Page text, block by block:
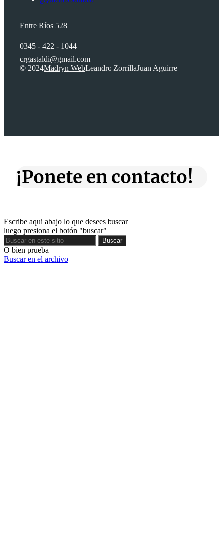
Entre Ríos 528
0345 - 422 - 1044
crgastaldi@gmail.com
© 2024Madryn WebLeandro ZorrillaJuan Aguirre
¡Ponete en contacto!
Escribe aquí abajo lo que desees buscar
luego presiona el botón "buscar"
Buscar
Buscar
O bien prueba
Buscar en el archivo